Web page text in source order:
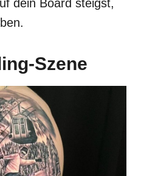
dein Board steigst,
Szene